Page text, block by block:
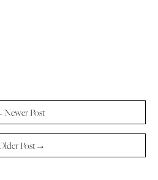
Newer Post
Post →